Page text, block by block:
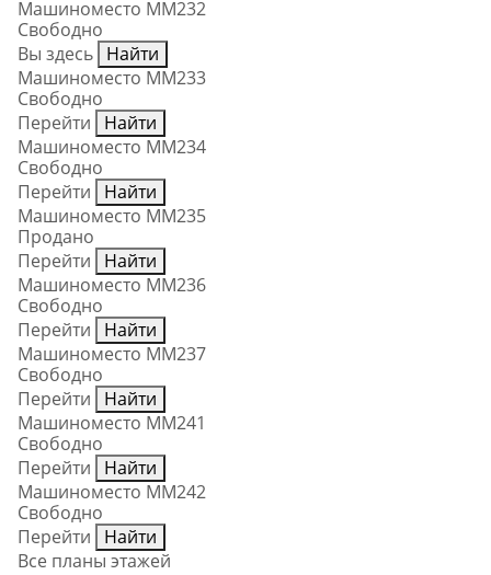
Машиноместо ММ232
Свободно
Вы здесь Найти
Машиноместо ММ233
Свободно
Перейти
Найти
Машиноместо ММ234
Свободно
Перейти
Найти
Машиноместо ММ235
Продано
Перейти
Найти
Машиноместо ММ236
Свободно
Перейти
Найти
Машиноместо ММ237
Свободно
Перейти
Найти
Машиноместо ММ241
Свободно
Перейти
Найти
Машиноместо ММ242
Свободно
Перейти
Найти
Все планы этажей